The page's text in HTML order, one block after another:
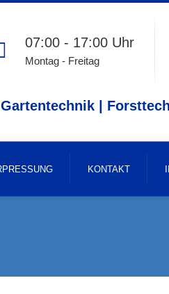
07:00 - 17:00 Uhr
Montag - Freitag
|
KONTAKT